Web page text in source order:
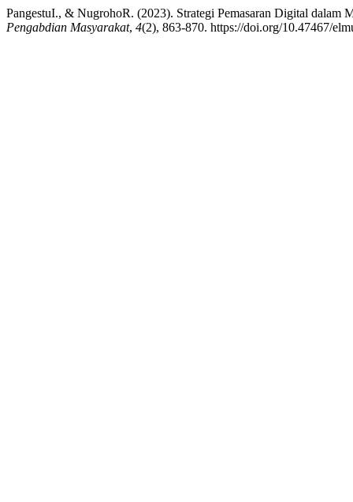
PangestuI., & NugrohoR. (2023). Strategi Pemasaran Digital
Pengabdian Masyarakat, 4(2), 863-870. https://doi.org/10.47467/